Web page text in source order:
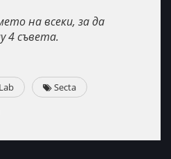
на всеки, за да
4 съвета.
Secta